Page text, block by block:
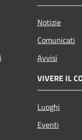
Notizie
Comunicati
Avvisi
VIVERE IL
Luoghi
Eventi